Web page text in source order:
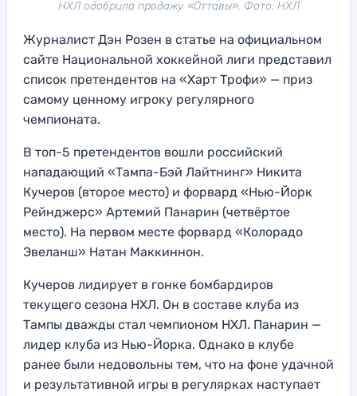
НХЛ одобрила продажу «Оттавы». Фото: НХЛ
Журналист Дэн Розен в статье на официальном
сайте Национальной хоккейной лиги представил
список претендентов на «Харт Трофи» — приз
самому ценному игроку регулярного
чемпионата.
В топ-5 претендентов вошли российский
нападающий «Тампа-Бэй Лайтнинг» Никита
Кучеров (второе место) и форвард «Нью-Йорк
Рейнджерс» Артемий Панарин (четвёртое
место). На первом месте форвард «Колорадо
Эвеланш» Натан Маккиннон.
Кучеров лидирует в гонке бомбардиров
текущего сезона НХЛ. Он в составе клуба из
Тампы дважды стал чемпионом НХЛ. Панарин —
лидер клуба из Нью-Йорка. Однако в клубе
ранее были недовольны тем, что на фоне удачной
и результативной игры в регулярках наступает